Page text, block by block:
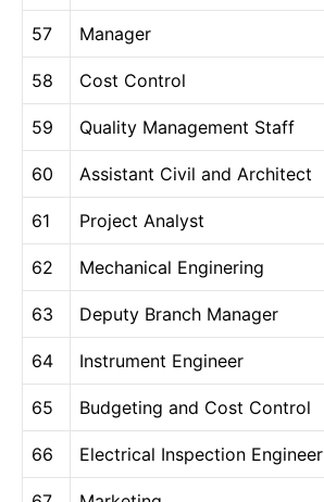
57 Manager
58 Cost Control
59 Quality Management Staff
60 Assistant Civil and Architect
61 Project Analyst
62 Mechanical Enginering
63 Deputy Branch Manager
64 Instrument Engineer
65 Budgeting and Cost Control
66 Electrical Inspection Engineer